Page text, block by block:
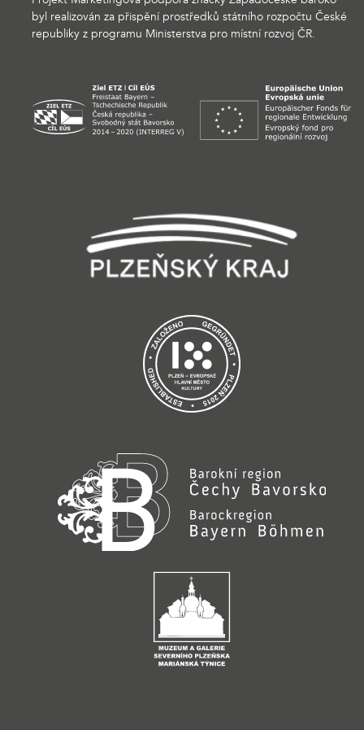
byl realizován za přispění prostředků státního rozpočtu České
republiky z programu Ministerstva pro místní rozvoj ČR.